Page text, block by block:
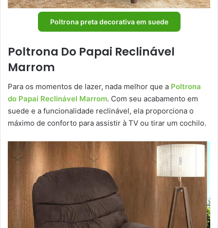
Poltrona preta decorativa em suede
Poltrona Do Papai Reclinável
Marrom
Para os momentos de lazer, nada melhor que a Poltrona
do Papai Reclinável Marrom. Com seu acabamento em
suede e a funcionalidade reclinável, ela proporciona o
máximo de conforto para assistir à TV ou tirar um cochilo.